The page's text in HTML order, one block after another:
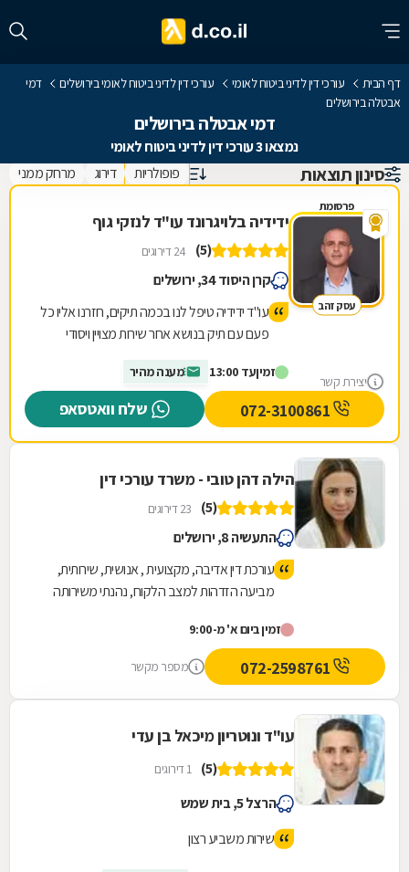
דף הבית עורכי דין לדיני ביטוח לאומי עורכי דין לדיני ביטוח לאומי בירושלים
דמי
אבטלה בירושלים
דמי אבטלה בירושלים
נמצאו 3 עורכי דין לדיני ביטוח לאומי
סינון תוצאות פופולריות דירוג מרחק ממני
פרסומת
עסק זהב
יצירת קשר
ידידיה בלויגרונד עו"ד לנזקי גוף
(5) 24 דירוגים
קרן היסוד 34, ירושלים
עו"ד ידידיה טיפל לנו בכמה תיקים, חזרנו אליו כל
פעם עם תיק בנושא אחר שירות מצויין ויסודי
זמיןעד 13:00 מענה מהיר
שלח וואטסאפ
הילה דהן טובי - משרד עורכי דין
(5) 23 דירוגים
התעשיה 8, ירושלים
עורכת דין אדיבה, מקצועית , אנושית, שירותית,
מביעה הזדהות למצב הלקוח, נהנתי משירותה
זמין ביום א' מ-9:00
מספר מקשר
עו"ד ונוטריון מיכאל בן עדי
(5) 1 דירוגים
הרצל 5, בית שמש
שירות משביע רצון